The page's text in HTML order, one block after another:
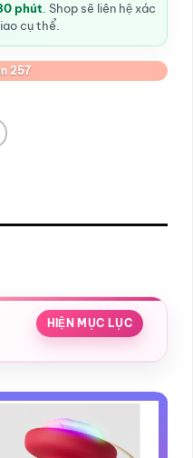
phút. Shop sẽ liên hệ xác
cụ thể.
257
HIỆN MỤC LỤC